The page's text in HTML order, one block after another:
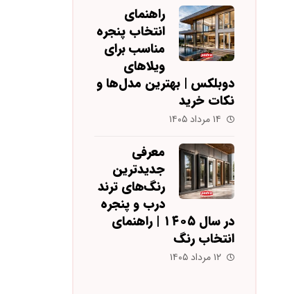
راهنمای
انتخاب پنجره
مناسب برای
ویلاهای
دوبلکس | بهترین مدل‌ها و
نکات خرید
۱۴ مرداد ۱۴۰۵
معرفی
جدیدترین
رنگ‌های ترند
درب و پنجره
در سال ۱۴۰۵ | راهنمای
انتخاب رنگ
۱۲ مرداد ۱۴۰۵